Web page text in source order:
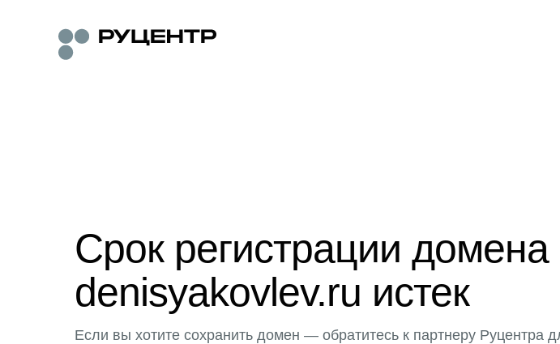
Срок регистрации домена
denisyakovlev.ru истек
Если вы хотите сохранить домен — обратитесь к партнеру Руцентра